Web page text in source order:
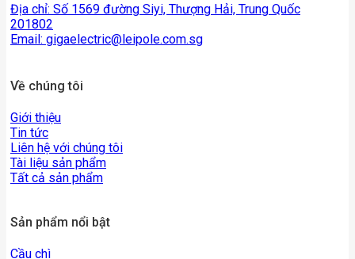
Địa chỉ: Số 1569 đường Siyi, Thượng Hải, Trung Quốc
201802
Email: gigaelectric@leipole.com.sg
Về chúng tôi
Giới thiệu
Tin tức
Liên hệ với chúng tôi
Tài liệu sản phẩm
Tất cả sản phẩm
Sản phẩm nổi bật
Cầu chì